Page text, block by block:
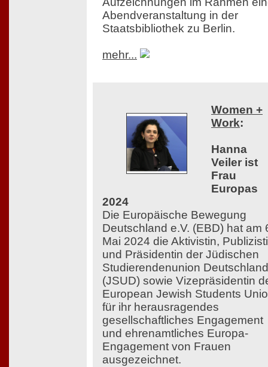
Abendveranstaltung in der
Staatsbibliothek zu Berlin.
mehr...
Women +
Work:
Hanna
Veiler ist
Frau
Europas
2024
Die Europäische Bewegung
Deutschland e.V. (EBD) hat am
Mai 2024 die Aktivistin,
und Präsidentin der Jüdischen
Studierendenunion
(JSUD) sowie Vizepräsidentin
European Jewish Students
für ihr herausragendes
gesellschaftliches Engagement
und ehrenamtliches Europa-
Engagement von Frauen
ausgezeichnet.